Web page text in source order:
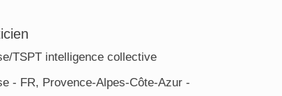
TSPT intelligence collective
- FR, Provence-Alpes-Côte-Azur -